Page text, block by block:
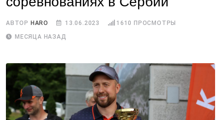
АВТОР HARO 13.06.2023 1610 ПРОСМОТРЫ
МЕСЯЦА НАЗАД